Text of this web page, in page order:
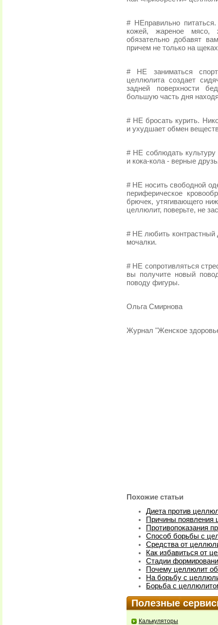
# НЕправильно
кожей, жареное мясо,
обязательно добавят
причем не только на
# НЕ заниматься
целлюлита создает
задней поверхности
большую часть дня
# НЕ бросать курить.
и ухудшает обмен
# НЕ соблюдать культуру
и кока-кола - верные
# НЕ носить свободной
периферическое
брючек, утягивающего
целлюлит, поверьте, не
# НЕ любить контрастный
мочалки.
# НЕ сопротивляться
вы получите новый
поводу фигуры.
Ольга Смирнова
Журнал "Женское
Похожие статьи
Диета против
Причины появления
Противопоказания
Способ борьбы с
Средства от
Как избавиться от
Стадии
Почему целлюлит
На борьбу с
Борьба с
Полезные
Калькуляторы